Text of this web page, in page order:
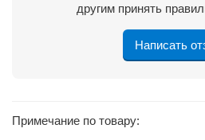
другим принять
Написать
Примечание по товару: